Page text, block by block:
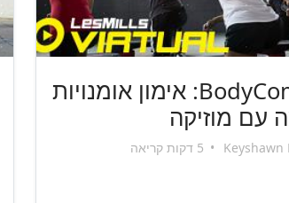
BodyCombat: אימון אומנויות
עם מוזיקה
Keyshawn
•